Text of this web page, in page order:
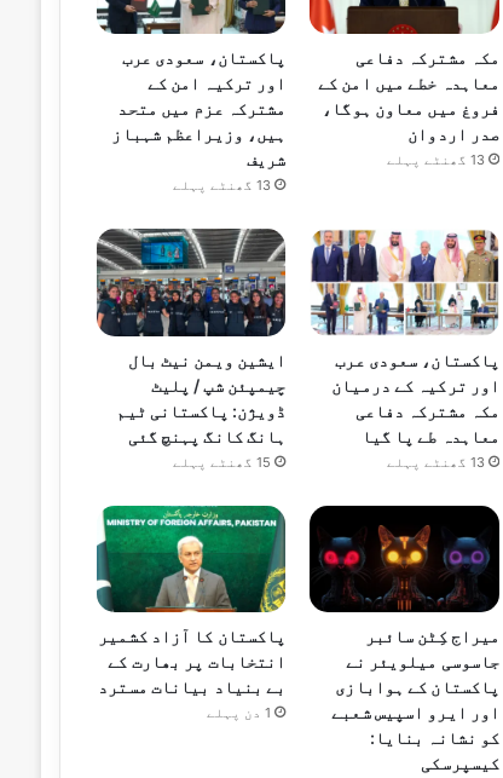
مکہ مشترکہ دفاعی
معاہدہ خطے میں امن کے
فروغ میں معاون ہوگا،
صدر اردوان
13 گھنٹے پہلے
پاکستان، سعودی عرب
اور ترکیہ امن کے
مشترکہ عزم میں متحد
ہیں، وزیراعظم شہباز
شریف
13 گھنٹے پہلے
پاکستان، سعودی عرب
اور ترکیہ کے درمیان
مکہ مشترکہ دفاعی
معاہدہ طے پا گیا
13 گھنٹے پہلے
ایشین ویمن نیٹ بال
چیمپئن شپ / پلیٹ
ڈویژن: پاکستانی ٹیم
ہانگ کانگ پہنچ گئی
15 گھنٹے پہلے
میراج کِٹن سائبر
جاسوسی میلویئر نے
پاکستان کے ہوابازی
اور ایرو اسپیس شعبے
کو نشانہ بنایا:
کیسپرسکی
پاکستان کا آزاد کشمیر
انتخابات پر بھارت کے
بے بنیاد بیانات مسترد
1 دن پہلے